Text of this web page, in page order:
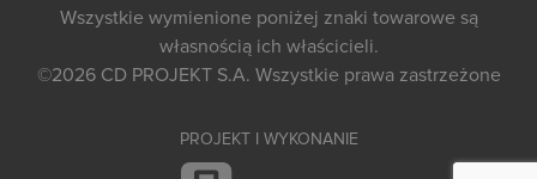
Wszystkie wymienione poniżej znaki towarowe są
własnością ich właścicieli.
©2026 CD PROJEKT S.A. Wszystkie prawa zastrzeżone
PROJEKT I WYKONANIE